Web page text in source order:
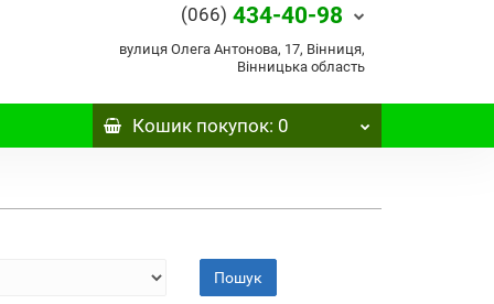
(066) 434-40-98
вулиця Олега Антонова, 17, Вінниця,
Вінницька область
Кошикпокупок: 0